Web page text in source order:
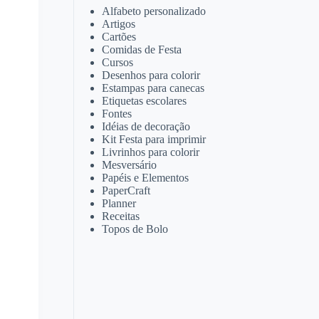
Alfabeto personalizado
Artigos
Cartões
Comidas de Festa
Cursos
Desenhos para colorir
Estampas para canecas
Etiquetas escolares
Fontes
Idéias de decoração
Kit Festa para imprimir
Livrinhos para colorir
Mesversário
Papéis e Elementos
PaperCraft
Planner
Receitas
Topos de Bolo